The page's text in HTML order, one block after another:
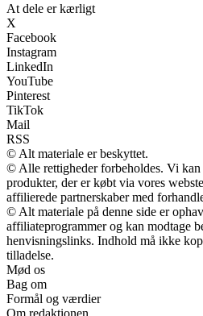
At dele er kærligt
X
Facebook
Instagram
LinkedIn
YouTube
Pinterest
TikTok
Mail
RSS
© Alt materiale er beskyttet.
© Alle rettigheder forbeholdes. Vi kan
produkter, der er købt via vores
affilierede partnerskaber med
© Alt materiale på denne side er
affiliateprogrammer og kan modtage
henvisningslinks. Indhold må ikke
tilladelse.
Mød os
Bag om
Formål og værdier
Om redaktionen